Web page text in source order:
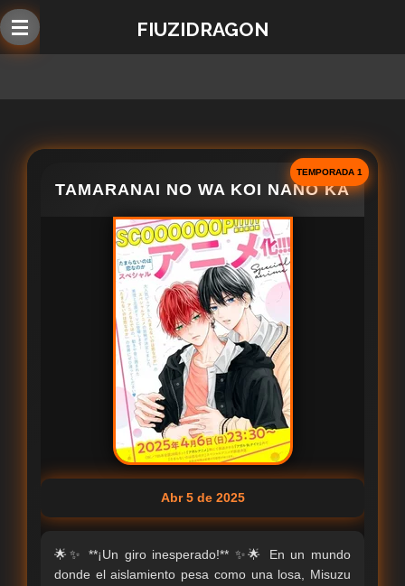
Ir
al
FIUZIDRAGON
TEMPORADA 1
TAMARANAI NO WA KOI NANO KA
Abr 5 de 2025
🌟✨ **¡Un giro inesperado!** ✨🌟 En un mundo
donde el aislamiento pesa como una losa, Misuzu